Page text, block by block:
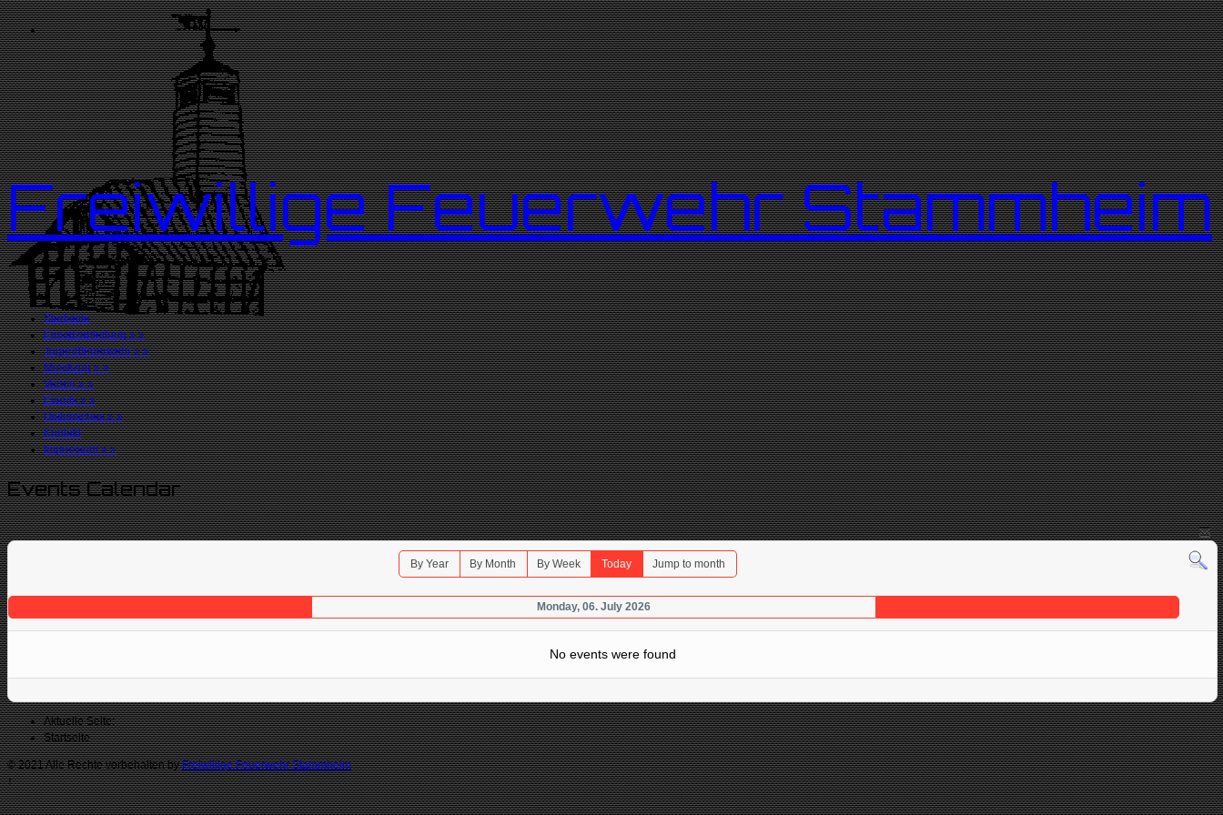
Freiwillige Feuerwehr Stammheim
Startseite
Einsatzabteilung»»
Jugendfeuerwehr»»
Musikzug»»
Verein»»
Events»»
Historisches»»
Kontakt
Impressum»»
Events Calendar
By Year By Month By Week Today Jump to month
Monday, 06. July 2026
No events were found
Aktuelle Seite:
Startseite
© 2021 Alle Rechte vorbehalten byFreiwillige Feuerwehr Stammheim
↑